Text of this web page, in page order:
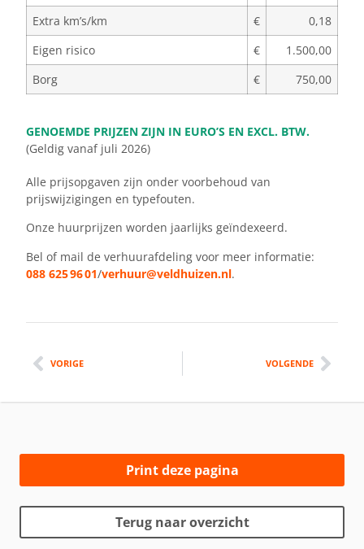
Extra km’s/km €
0,18
Eigen risico
€
1.500,00
Borg
€ 750,00
GENOEMDE PRIJZEN ZIJN IN EURO’S EN EXCL. BTW.
(Geldig vanaf juli 2026)
Alle prijsopgaven zijn onder voorbehoud van
prijswijzigingen en typefouten.
Onze huurprijzen worden jaarlijks geïndexeerd.
Bel of mail de verhuurafdeling voor meer informatie:
088 625 96 01/verhuur@veldhuizen.nl.
VOLGENDE
VORIGE
Print deze pagina
Terug naar overzicht